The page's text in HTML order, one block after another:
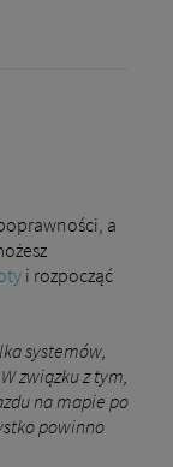
a
i rozpocząć
systemów,
związku z tym,
na mapie po
powinno